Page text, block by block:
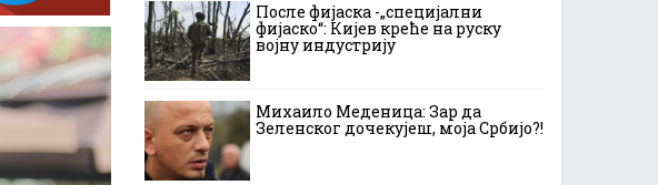
После фијаска -„специјални
фијаско“: Кијев креће на руску
војну индустрију
Михаило Меденица: Зар да
Зеленског дочекујеш, моја Србијо?!